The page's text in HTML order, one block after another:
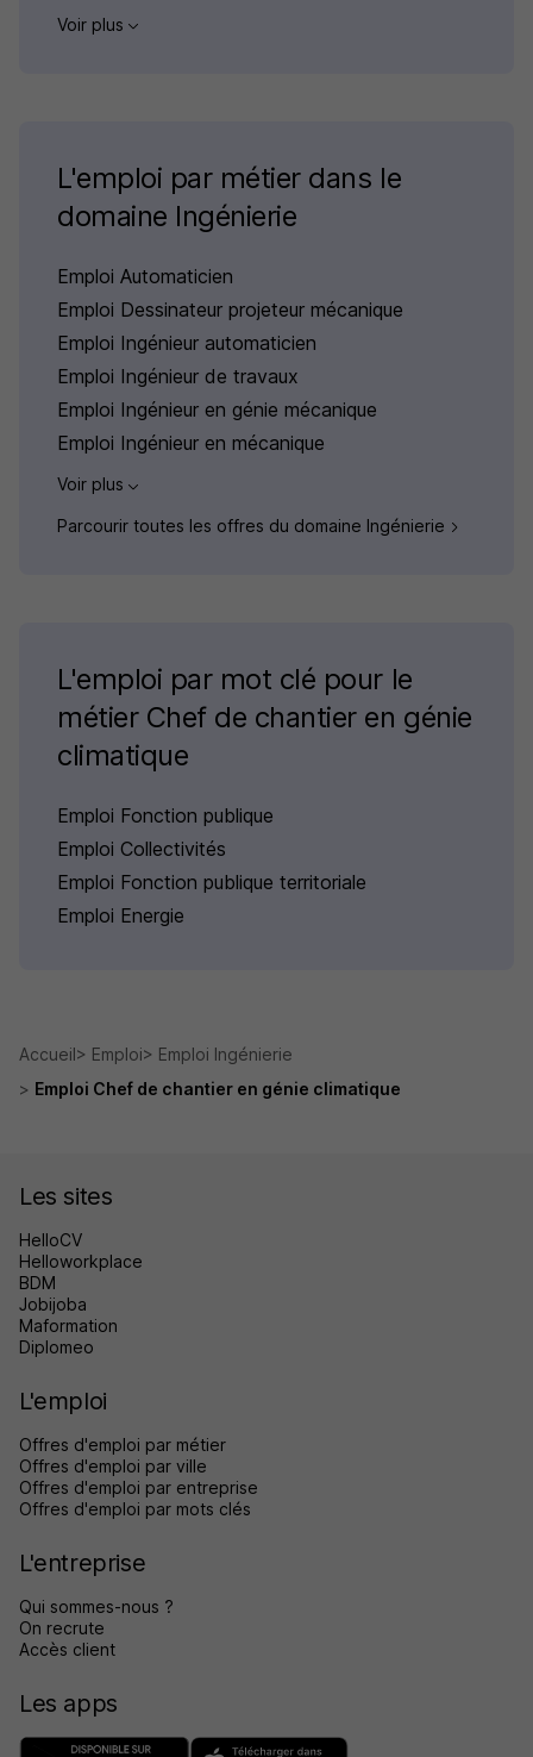
Voir plus
L'emploi par métier dans le
domaine Ingénierie
Emploi Automaticien
Emploi Dessinateur projeteur mécanique
Emploi Ingénieur automaticien
Emploi Ingénieur de travaux
Emploi Ingénieur en génie mécanique
Emploi Ingénieur en mécanique
Voir plus
Parcourir toutes les offres du domaine Ingénierie
L'emploi par mot clé pour le
métier Chef de chantier en génie
climatique
Emploi Fonction publique
Emploi Collectivités
Emploi Fonction publique territoriale
Emploi Energie
Accueil Emploi
Emploi Ingénierie
Emploi Chef de chantier en génie climatique
Les sites
HelloCV
Helloworkplace
BDM
Jobijoba
Maformation
Diplomeo
L'emploi
Offres d'emploi par métier
Offres d'emploi par ville
Offres d'emploi par entreprise
Offres d'emploi par mots clés
L'entreprise
Qui sommes-nous ?
On recrute
Accès client
Les apps